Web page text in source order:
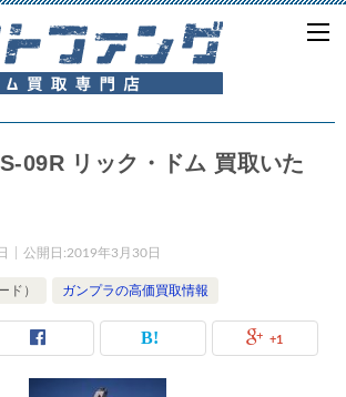
09R リック・ドム 買取いた
公開日:2019年3月30日
ド） ガンプラの高価買取情報
+1